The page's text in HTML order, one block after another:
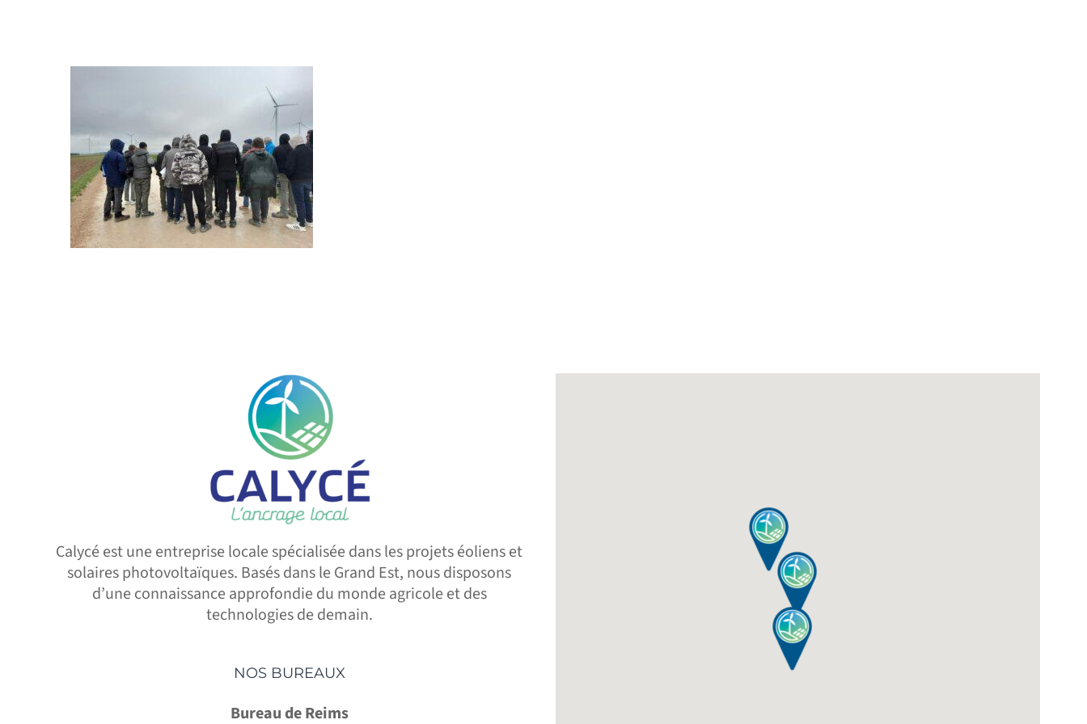
Calycé est une entreprise locale spécialisée dans les projets éoliens et
solaires photovoltaïques. Basés dans le Grand Est, nous disposons
d’une connaissance approfondie du monde agricole et des
technologies de demain.
NOS BUREAUX
Bureau de Reims